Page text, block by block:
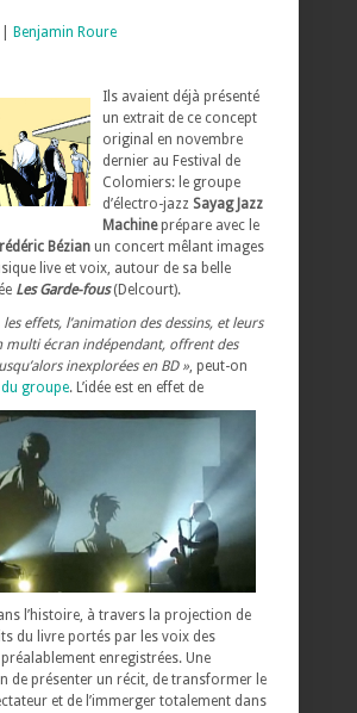
Benjamin Roure
Ils avaient déjà présenté
un extrait de ce concept
original en novembre
dernier au Festival de
Colomiers: le groupe
d’électro-jazz Sayag Jazz
Machineprépare avec le
Bézian un concert mêlant images
live et voix, autour de sa belle
Les Garde-fous(Delcourt).
effets, l’animation des dessins, et leurs
multi écran indépendant, offrent des
inexplorées en BD » , peut-on
du groupe. L’idée est en effet de
l’histoire, à travers la projection de
du livre portés par les voix des
enregistrées. Une
de présenter un récit, de transformer le
et de l’immerger totalement dans